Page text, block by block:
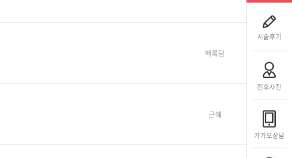
시술후기
전후사진
카카오상담
백록담
근혜